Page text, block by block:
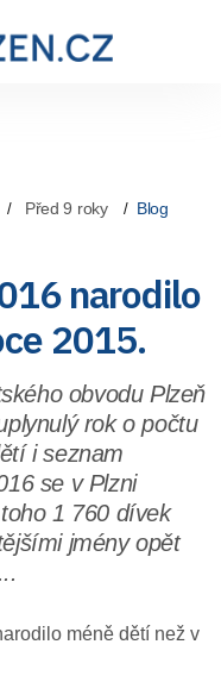
Před 9 roky Blog
narodilo
2015.
obvodu Plzeň
rok o počtu
i seznam
se v Plzni
1 760 dívek
jmény opět